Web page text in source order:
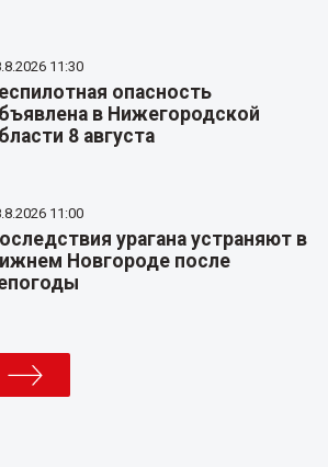
11:30
опасность
в Нижегородской
8 августа
11:00
урагана устраняют в
Новгороде после